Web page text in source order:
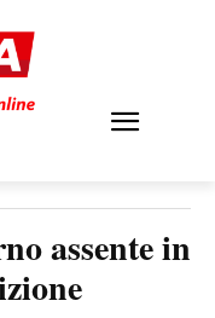
assente in